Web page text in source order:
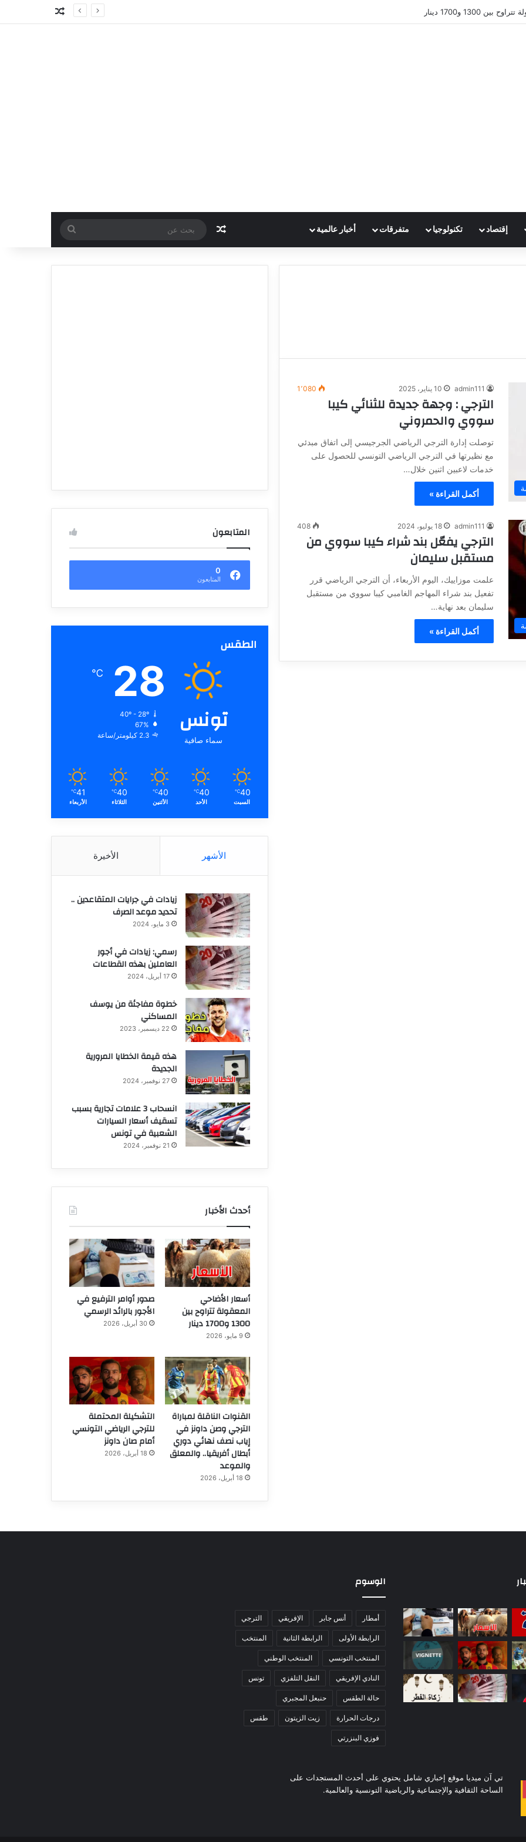
1300 و1700 دينار مقال عشوائي
إقتصاد تكنولوجيا متفرقات أخبار عالمية مقال عشوائي
بحث
عن
admin111 10 يناير، 2025 1٬080
الترجي : وجهة جديدة للثنائي كيبا
سووي والحمروني
توصلت إدارة الترجي الرياضي الجرجيسي إلى اتفاق مبدئي
مع نظيرتها في الترجي الرياضي التونسي للحصول على
خدمات لاعبين اثنين خلال…
أكمل القراءة »
admin111 18 يوليو، 2024 408
الترجي يفعّل بند شراء كيبا سووي من
مستقبل سليمان
علمت موزاييك، اليوم الأربعاء، أن الترجي الرياضي قرر
تفعيل بند شراء المهاجم الغامبي كيبا سووي من مستقبل
سليمان بعد نهاية…
أكمل القراءة »
المتابعون
0
المتابعون
الطقس
تونس
سماء صافية
28
℃
40º - 28º
67%
2.3 كيلومتر/ساعة
40
℃
السبت
40
℃
الأحد
40
℃
الأثنين
40
℃
الثلاثاء
41
℃
الأربعاء
الأشهر الأخيرة
زيادات في جرايات المتقاعدين ..
تحديد موعد الصرف
3 مايو، 2024
رسمي: زيادات في أجور
العاملين بهذه القطاعات
17 أبريل، 2024
خطوة مفاجئة من يوسف
المساكني
22 ديسمبر، 2023
هذه قيمة الخطايا المرورية
الجديدة
27 نوفمبر، 2024
انسحاب 3 علامات تجارية بسبب
تسقيف أسعار السيارات
الشعبية في تونس
21 نوفمبر، 2024
أحدث الأخبار
أسعار الأضاحي
المعقولة تتراوح بين
1300 و1700 دينار
9 مايو، 2026
صدور أوامر الترفيع في
الأجور بالرائد الرسمي
30 أبريل، 2026
القنوات الناقلة لمباراة
الترجي وصن داونز في
إياب نصف نهائي دوري
أبطال أفريقيا.. والمعلق
والموعد
18 أبريل، 2026
التشكيلة المحتملة
للترجي الرياضي التونسي
أمام صان داونز
18 أبريل، 2026
الوسوم
أمطار أنس جابر الإفريقي الترجي
الرابطة الأولى الرابطة الثانية المنتخب
المنتخب التونسي المنتخب الوطني
النادي الإفريقي النقل التلفزي تونس
حالة الطقس حنبعل المجبري
درجات الحرارة زيت الزيتون طقس
فوزي البنزرتي
تي آن ميديا موقع إخباري شامل يحتوي على أحدث المستجدات على
الساحة الثقافية والإجتماعية والرياضية التونسية والعالمية.